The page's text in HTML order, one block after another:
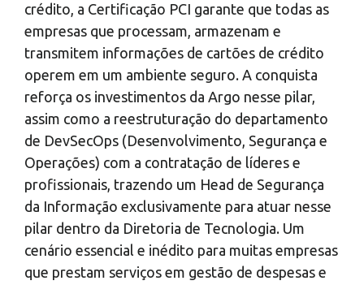
crédito, a Certificação PCI garante que todas as
empresas que processam, armazenam e
transmitem informações de cartões de crédito
operem em um ambiente seguro. A conquista
reforça os investimentos da Argo nesse pilar,
assim como a reestruturação do departamento
de DevSecOps (Desenvolvimento, Segurança e
Operações) com a contratação de líderes e
profissionais, trazendo um Head de Segurança
da Informação exclusivamente para atuar nesse
pilar dentro da Diretoria de Tecnologia. Um
cenário essencial e inédito para muitas empresas
que prestam serviços em gestão de despesas e